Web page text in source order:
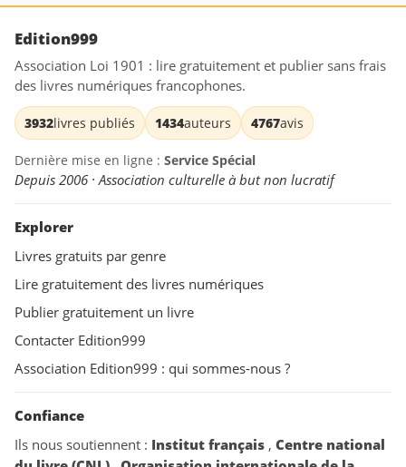
Edition999
Association Loi 1901 : lire gratuitement et publier sans frais
des livres numériques francophones.
3932livres publiés 1434auteurs 4767avis
Dernière mise en ligne : Service Spécial
Depuis 2006 · Association culturelle à but non lucratif
Explorer
Livres gratuits par genre
Lire gratuitement des livres numériques
Publier gratuitement un livre
Contacter Edition999
Association Edition999 : qui sommes-nous ?
Confiance
Ils nous soutiennent : Institut français , Centre national